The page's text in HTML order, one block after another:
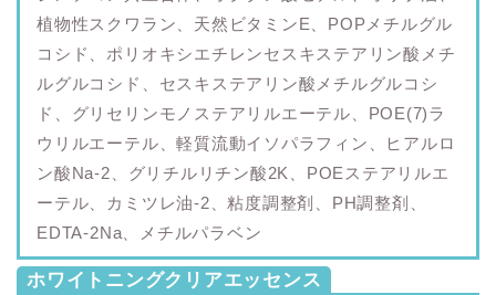
植物性スクワラン、天然ビタミンE、POPメチルグル
コシド、ポリオキシエチレンセスキステアリン酸メチ
ルグルコシド、セスキステアリン酸メチルグルコシ
ド、グリセリンモノステアリルエーテル、POE(7)ラ
ウリルエーテル、軽質流動イソパラフィン、ヒアルロ
ン酸Na-2、グリチルリチン酸2K、POEステアリルエ
ーテル、カミツレ油-2、粘度調整剤、PH調整剤、
EDTA-2Na、メチルパラベン
ホワイトニングクリアエッセンス